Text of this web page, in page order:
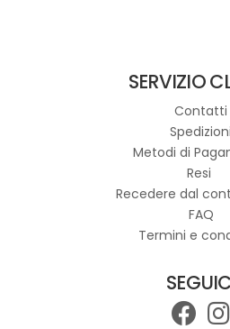
SERVIZIO
Contatti
Spedizioni
Metodi di
Resi
Recedere dal
FAQ
Termini e